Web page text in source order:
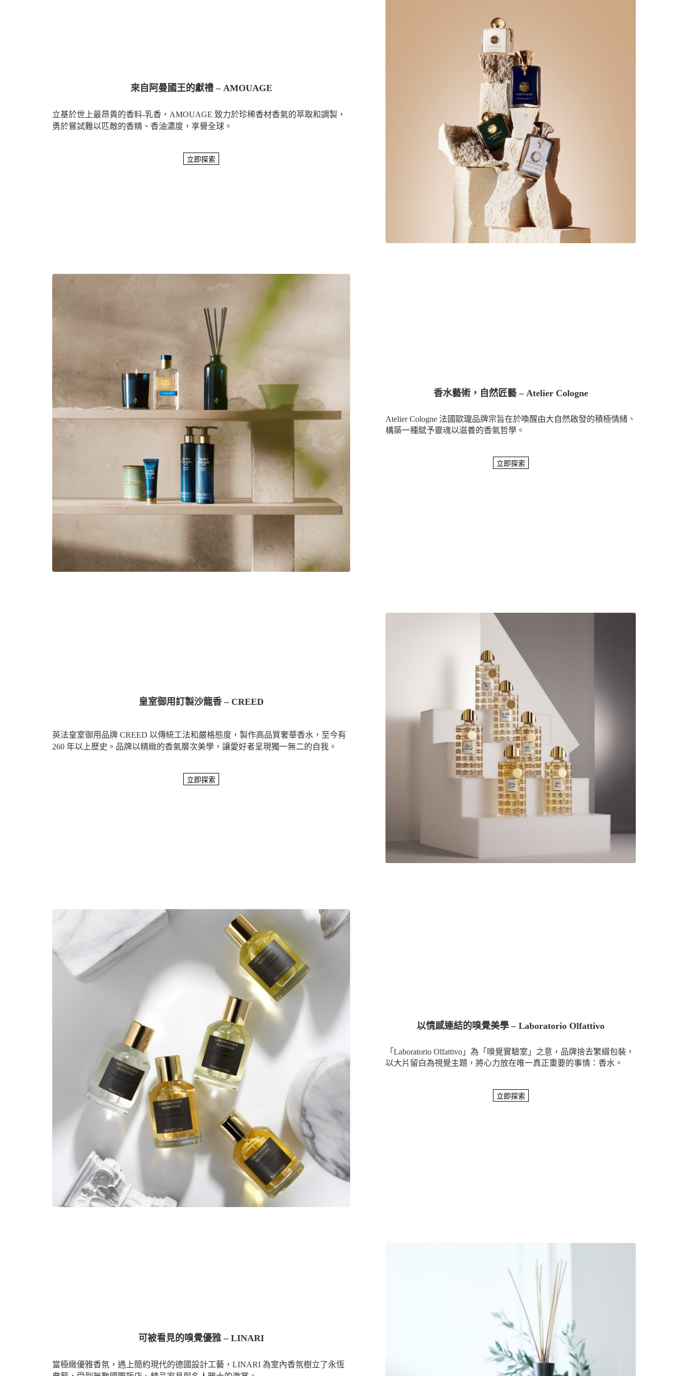
來自阿曼國王的獻禮 – AMOUAGE
立基於世上最昂貴的香料-乳香，AMOUAGE 致力於珍稀香材香氣的萃取和調製，
勇於嘗試難以匹敵的香精、香油濃度，享譽全球。
香水藝術，自然匠藝 – Atelier Cologne
Atelier Cologne 法國歐瓏品牌宗旨在於喚醒由大自然啟發的積極情緒、
構築一種賦予靈魂以滋養的香氣哲學。
皇室御用訂製沙龍香 – CREED
英法皇室御用品牌 CREED 以傳統工法和嚴格態度，製作高品質奢華香水，至今有
260 年以上歷史。品牌以精緻的香氣層次美學，讓愛好者呈現獨一無二的自我。
以情感連結的嗅覺美學 – Laboratorio Olfattivo
「Laboratorio Olfattivo」為「嗅覺實驗室」之意，品牌捨去繁綴包裝，
以大片留白為視覺主題，將心力放在唯一真正重要的事情：香水。
可被看見的嗅覺優雅 – LINARI
當極緻優雅香氛，遇上簡約現代的德國設計工藝，LINARI 為室內香氛樹立了永恆